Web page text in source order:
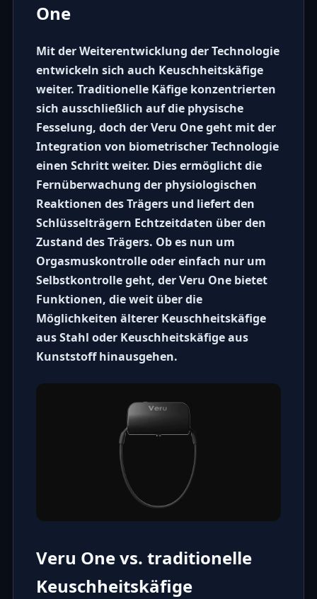
One
Mit der Weiterentwicklung der Technologie
entwickeln sich auch Keuschheitskäfige
weiter. Traditionelle Käfige konzentrierten
sich ausschließlich auf die physische
Fesselung, doch derVeru Onegeht mit der
Integration von biometrischer Technologie
einen Schritt weiter. Dies ermöglicht die
Fernüberwachung der physiologischen
Reaktionen des Trägers und liefert den
Schlüsselträgern Echtzeitdaten über den
Zustand des Trägers. Ob es nun um
Orgasmuskontrolleoder einfach nur um
Selbstkontrolle geht, derVeru Onebietet
Funktionen, die weit über die
Möglichkeiten älterer Keuschheitskäfige
aus Stahl oder Keuschheitskäfige aus
Kunststoffhinausgehen.
Veru One vs. traditionelle
Keuschheitskäfige